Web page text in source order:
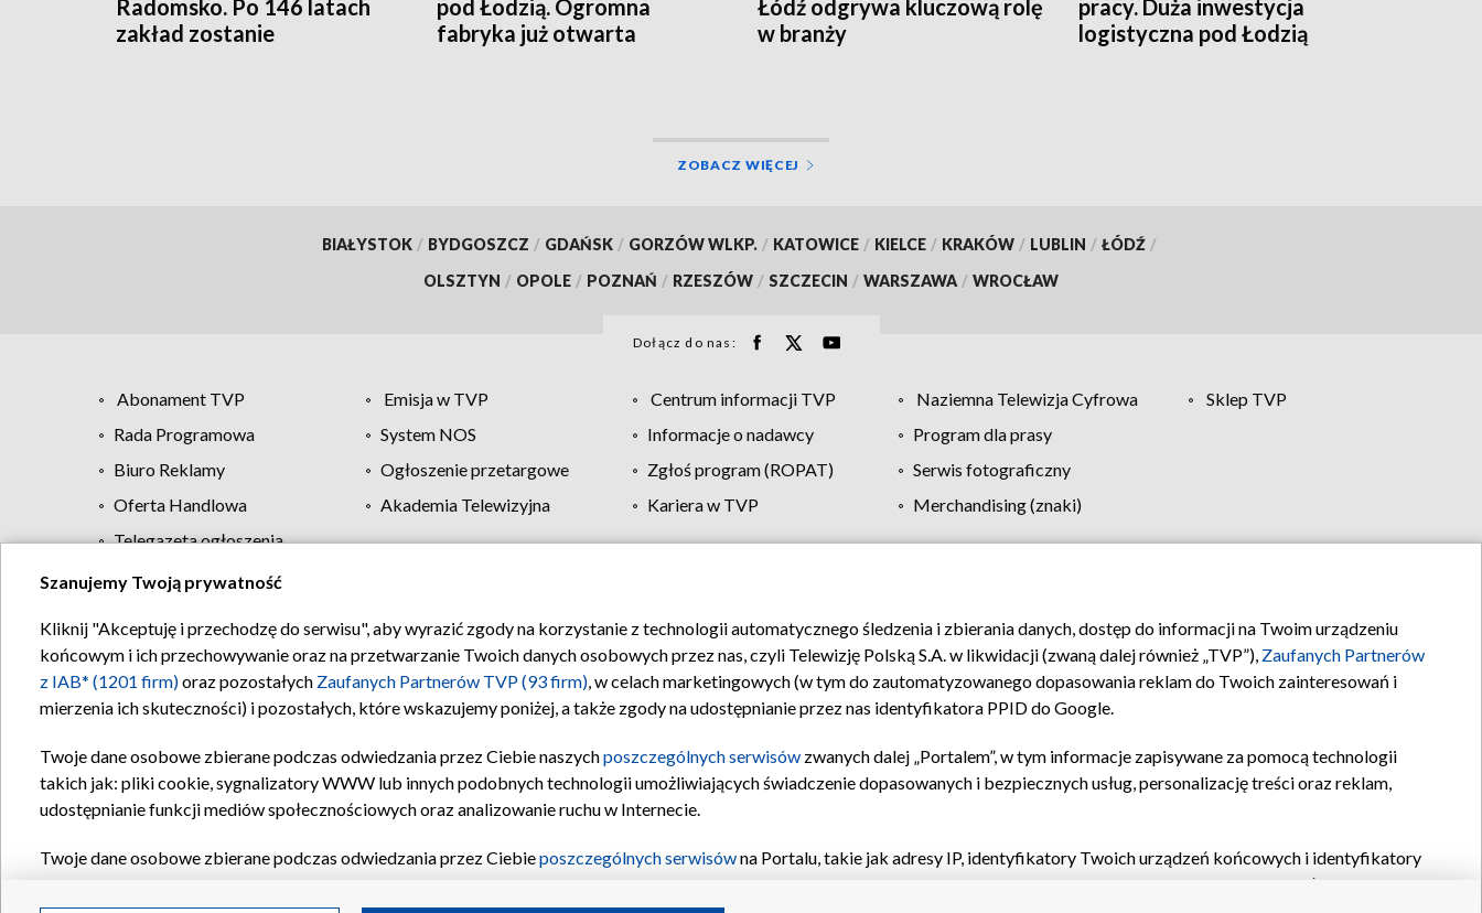
Radomsko. Po 146 latach
zakład zostanie
pod Łodzią. Ogromna
fabryka już otwarta
Łódź odgrywa kluczową rolę
w branży
pracy. Duża inwestycja
logistyczna pod Łodzią
ZOBACZ WIĘCEJ
BIAŁYSTOK / BYDGOSZCZ / GDAŃSK / GORZÓW WLKP. / KATOWICE / KIELCE / KRAKÓW / LUBLIN / ŁÓDŹ /
OLSZTYN / OPOLE / POZNAŃ / RZESZÓW / SZCZECIN / WARSZAWA / WROCŁAW
Dołącz do nas:
Abonament TVP Emisja w TVP Centrum informacji TVP Naziemna Telewizja Cyfrowa
Sklep TVP
Rada Programowa
System NOS Informacje o nadawcy
Program dla prasy
Biuro Reklamy
Ogłoszenie przetargowe Zgłoś program (ROPAT)
Serwis fotograficzny
Oferta Handlowa
Akademia Telewizyjna Kariera w TVP
Merchandising (znaki)
Telegazeta ogłoszenia
Regulamin TVP Polityka prywatności Moje zgody Pomoc Biuro reklamy Kontakt
Szanujemy Twoją prywatność
Kliknij "Akceptuję i przechodzę do serwisu", aby wyrazić zgody na korzystanie z technologii automatycznego śledzenia i zbierania danych, dostęp do informacji na Twoim urządzeniu
końcowym i ich przechowywanie oraz na przetwarzanie Twoich danych osobowych przez nas, czyli Telewizję Polską S.A. w likwidacji (zwaną dalej również „TVP”), Zaufanych Partnerów
z IAB* (1201 firm)oraz pozostałych Zaufanych Partnerów TVP (93 firm), w celach marketingowych (w tym do zautomatyzowanego dopasowania reklam do Twoich zainteresowań i
mierzenia ich skuteczności) i pozostałych, które wskazujemy poniżej, a także zgody na udostępnianie przez nas identyfikatora PPID do Google.
Twoje dane osobowe zbierane podczas odwiedzania przez Ciebie naszychposzczególnych serwisów zwanych dalej „Portalem”, w tym informacje zapisywane za pomocą technologii
takich jak: pliki cookie, sygnalizatory WWW lub innych podobnych technologii umożliwiających świadczenie dopasowanych i bezpiecznych usług, personalizację treści oraz reklam,
udostępnianie funkcji mediów społecznościowych oraz analizowanie ruchu w Internecie.
Twoje dane osobowe zbierane podczas odwiedzania przez Ciebieposzczególnych serwisówna Portalu, takie jak adresy IP, identyfikatory Twoich urządzeń końcowych i identyfikatory
oraz pozostałych